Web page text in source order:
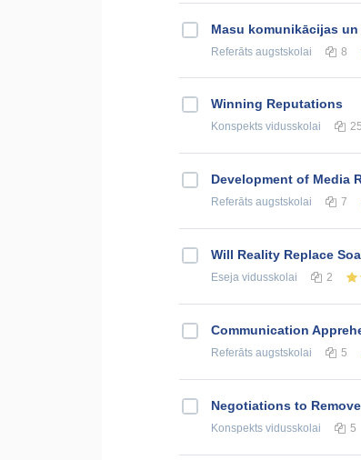
Masu komunikācijas
Referāts augstskolai 8
Winning Reputations
Konspekts vidusskolai 25
Development of Media
Referāts augstskolai 7
Will Reality Replace
Eseja vidusskolai 2
Communication
Referāts augstskolai 5
Negotiations to
Konspekts vidusskolai 5